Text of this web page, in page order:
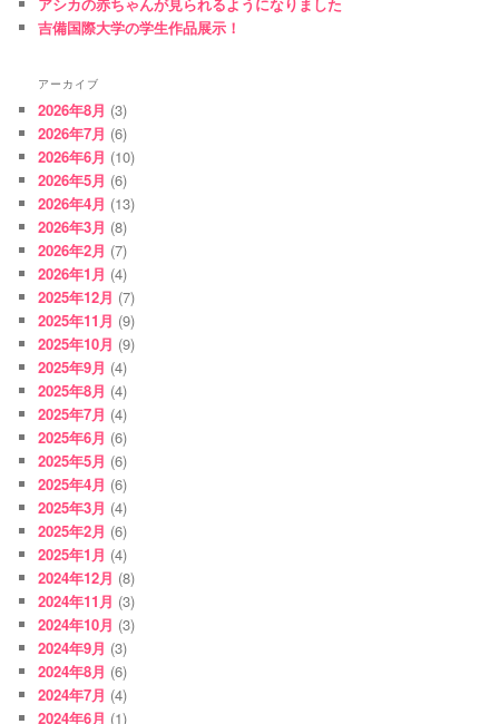
アシカの赤ちゃんが見られるようになりました
吉備国際大学の学生作品展示！
アーカイブ
2026年8月 (3)
2026年7月 (6)
2026年6月 (10)
2026年5月 (6)
2026年4月 (13)
2026年3月 (8)
2026年2月 (7)
2026年1月 (4)
2025年12月 (7)
2025年11月 (9)
2025年10月 (9)
2025年9月 (4)
2025年8月 (4)
2025年7月 (4)
2025年6月 (6)
2025年5月 (6)
2025年4月 (6)
2025年3月 (4)
2025年2月 (6)
2025年1月 (4)
2024年12月 (8)
2024年11月 (3)
2024年10月 (3)
2024年9月 (3)
2024年8月 (6)
2024年7月 (4)
2024年6月 (1)